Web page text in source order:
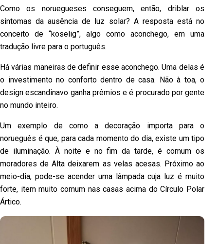
Como os noruegueses conseguem, então, driblar os
sintomas da ausência de luz solar? A resposta está no
conceito de “koselig”, algo como aconchego, em uma
tradução livre para o português.
Há várias maneiras de definir esse aconchego. Uma delas é
o investimento no conforto dentro de casa. Não à toa, o
design escandinavo ganha prêmios e é procurado por gente
no mundo inteiro.
Um exemplo de como a decoração importa para o
norueguês é que, para cada momento do dia, existe um tipo
de iluminação. À noite e no fim da tarde, é comum os
moradores de Alta deixarem as velas acesas. Próximo ao
meio-dia, pode-se acender uma lâmpada cuja luz é muito
forte, item muito comum nas casas acima do Círculo Polar
Ártico.